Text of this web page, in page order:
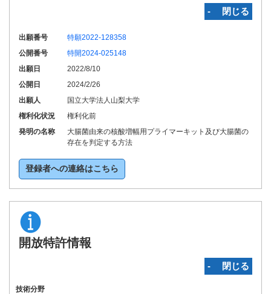
‐ 閉じる
出願番号
特願2022-128358
公開番号
特開2024-025148
出願日
2022/8/10
公開日
2024/2/26
出願人
国立大学法人山梨大学
権利化状況
権利化前
発明の名称
大腸菌由来の核酸増幅用プライマーキット及び大腸菌の
存在を判定する方法
登録者への連絡はこちら
開放特許情報
‐ 閉じる
技術分野